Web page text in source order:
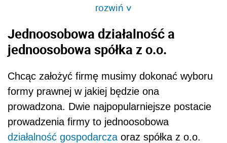
rozwiń>
Jednoosobowa działalność a
jednoosobowa spółka z o.o.
Chcąc założyć firmę musimy dokonać wyboru
formy prawnej w jakiej będzie ona
prowadzona. Dwie najpopularniejsze postacie
prowadzenia firmy to jednoosobowa
działalność gospodarcza oraz spółka z o.o.